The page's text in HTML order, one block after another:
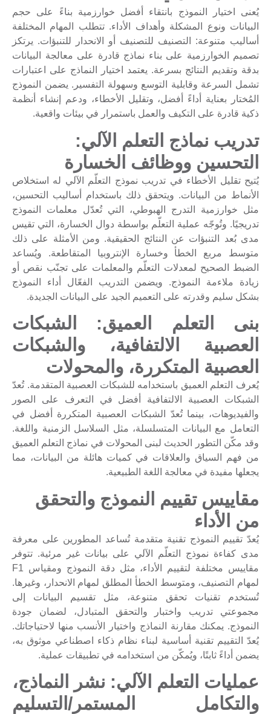
يُعنى اختيار النموذج بانتقاء أفضل خوارزمية بناءً على حجم
البيانات ونوع المشكلة وأهداف الأداء. تتطلب المهام المختلفة
أساليب متنوعة: التصنيف للتصنيف أو الانحدار للتنبؤات. يرتكز
تصميم الخوارزمية على بناء نماذج قادرة على معالجة البيانات
بدقة وتقديم النتائج بسرعة. يعتمد اختيار النماذج على اعتبارات
تشمل السرعة وقابلية التوسع وسهولة التفسير. يضمن النموذج
المُختار بعناية أداءً أفضل، وتقليل الأخطاء، ودعم إنشاء أنظمة
ذكية قادرة على التكيف والعمل باستمرار في بيئات واقعية.
تدريب نماذج التعلم الآلي:
التحسين ووظائف الخسارة
يُتيح تقليل الأخطاء في تدريب نموذج التعلّم الآلي له استخلاص
الأنماط من البيانات. ويتحقق ذلك باستخدام أساليب التحسين،
مثل خوارزمية التدرج الهبوطي، التي تُعدّل معلمات النموذج
تدريجيًا. وتُوجّه عملية التعلّم بواسطة دوال الخسارة، التي تقيس
مدى بُعد التنبؤات عن النتائج الحقيقية. ومن الأمثلة على ذلك
متوسط ​​مربع الخطأ وخسارة الإنتروبيا المتقاطعة. ويُساعد
الضبط الصحيح لمعدلات التعلّم والمعلمات على تجنّب نقص أو
زيادة ملاءمة النموذج. ويضمن التدريب الفعّال أداء النموذج
بشكل سليم وقدرته على التعميم الجيد على البيانات الجديدة.
بنى التعلم العميق: الشبكات
العصبية الالتفافية، والشبكات
العصبية المتكررة، والمحولات
يُعرف التعلم العميق باستخدامه للشبكات العصبية المتقدمة. تُعدّ
الشبكات العصبية الالتفافية أفضل في التعرف على الصور
والفيديوهات، بينما تُعدّ الشبكات العصبية المتكررة أفضل في
التعامل مع البيانات المتسلسلة، مثل السلاسل الزمنية واللغة.
وقد مكّن التطور الحديث لبنى المحولات في نماذج التعلم العميق
من فهم السياق والعلاقات في كميات هائلة من البيانات، مما
يجعلها مفيدة في معالجة اللغة الطبيعية.
مقاييس تقييم النموذج والتحقق
من الأداء
يُعدّ تقييم النموذج تقنية متقدمة تُساعد المطورين على معرفة
مدى كفاءة نموذج التعلّم الآلي على بيانات غير مرئية. تتوفر
مقاييس مختلفة لتقييم الأداء، مثل دقة النموذج ومقياس F1
لمهام التصنيف، ومتوسط ​​الخطأ المطلق لمهام الانحدار، وغيرها.
تُستخدم تقنيات تحقق متنوعة، مثل تقسيم البيانات إلى
مجموعتي تدريب واختبار والتحقق المتبادل، لضمان جودة
النموذج. يمكنك مقارنة النماذج واختيار الأنسب منها لاحتياجاتك.
يُعدّ التقييم تقنية أساسية لبناء نظام ذكاء اصطناعي موثوق به،
يضمن أداءً ثابتًا، ويُمكّن من استخدامه في تطبيقات عملية.
عمليات التعلم الآلي: نشر النماذج،
والتكامل المستمر/التسليم